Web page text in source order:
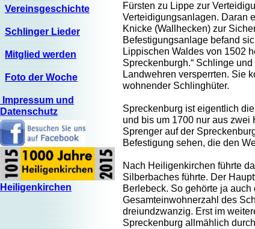
Vereinsgeschichte
Schlinger Lieder
Mitglied werden
Foto der Woche
Impressum und
Datenschutz
Heiligenkirchen
Fürsten zu Lippe zur
Verteidigungsanlagen. Daran
Knicke (Wallhecken) zur
Befestigungsanlage befand
Lippischen Waldes von 1502
Spreckenburgh.“ Schlinge
Landwehren versperrten. Sie
wohnender Schlinghüter.
Spreckenburg ist eigentlich
und bis um 1700 nur aus zwei
Sprenger auf der
Befestigung sehen, die den
Nach Heiligenkirchen führte
Silberbaches führte. Der
Berlebeck. So gehörte ja
Gesamteinwohnerzahl des
dreiundzwanzig. Erst im
Spreckenburg allmählich